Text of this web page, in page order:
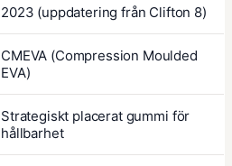
2023 (uppdatering från Clifton 8)
CMEVA (Compression Moulded
EVA)
Strategiskt placerat gummi för
hållbarhet